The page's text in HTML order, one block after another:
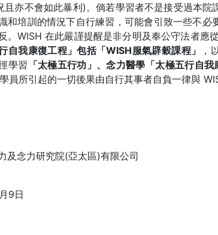
且亦不會如此暴利)。倘若學習者不是接受過本院
和培訓的情況下自行練習，可能會引致一些不必
。WISH 在此嚴謹提醒是非分明及奉公守法者應
自我康復工程」包括「WISH服氣辟穀課程」
，
學習 「太極五行功」、念力醫學「太極五行自
員所引起的一切後果由自行其事者自負一律與
及念力研究院(亞太區)有限公司
9日